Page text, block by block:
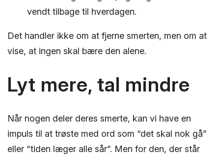
vendt tilbage til hverdagen.
Det handler ikke om at fjerne smerten, men om at
vise, at ingen skal bære den alene.
Lyt mere, tal mindre
Når nogen deler deres smerte, kan vi have en
impuls til at trøste med ord som “det skal nok gå”
eller “tiden læger alle sår”. Men for den, der står